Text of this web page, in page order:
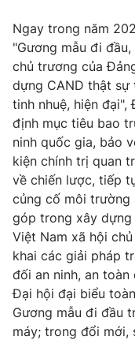
Ngay trong năm
"Gương mẫu đi
chủ trương của
dựng CAND thật sự
tinh nhuệ, hiện đại",
định mục tiêu bao
ninh quốc gia, bảo
kiện chính trị quan
về chiến lược, tiếp
củng cố môi trường
góp trong xây
Việt Nam xã hội
khai các giải pháp
đối an ninh, an
Đại hội đại biểu
Gương mẫu đi đầu
máy; trong đổi mới,